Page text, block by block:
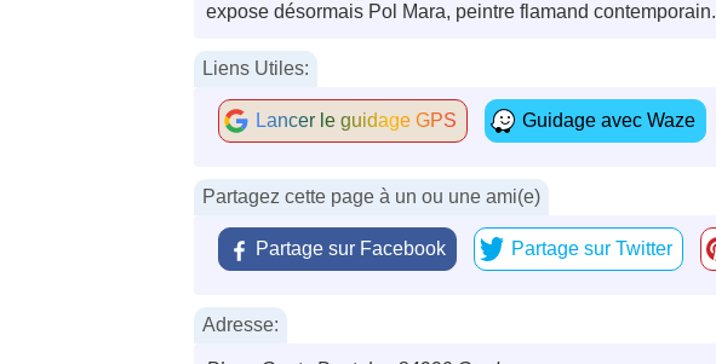
expose désormais Pol Mara, peintre flamand contemporain.
Liens Utiles:
Lancer le guidage GPS Guidage avec Waze
Partagez cette page à un ou une ami(e)
Partage sur Facebook Partage sur Twitter
Adresse: